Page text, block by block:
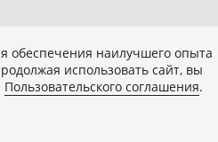
обеспечения наилучшего опыта
использовать сайт, вы
Пользовательского соглашения.